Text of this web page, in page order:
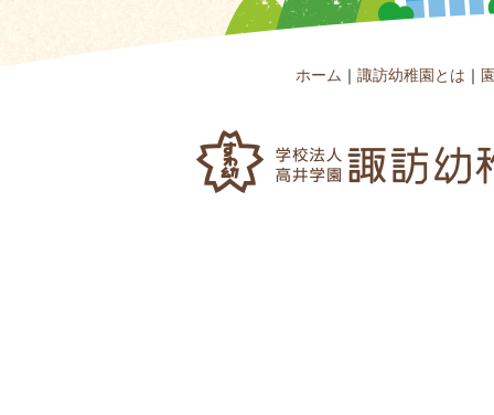
ホーム ｜ 諏訪幼稚園とは ｜